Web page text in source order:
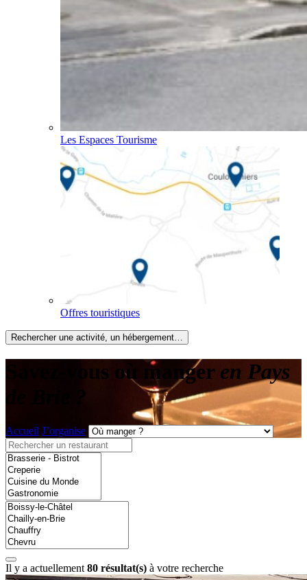
Les Espaces Tourisme
Offres touristiques
Rechercher une activité, un hébergement…
Savez-vous où manger en Pays
de Brie ?
Accueil J’organise
Il y a actuellement 80 résultat(s) à votre recherche